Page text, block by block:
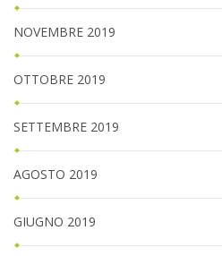
NOVEMBRE 2019
OTTOBRE 2019
SETTEMBRE 2019
AGOSTO 2019
GIUGNO 2019